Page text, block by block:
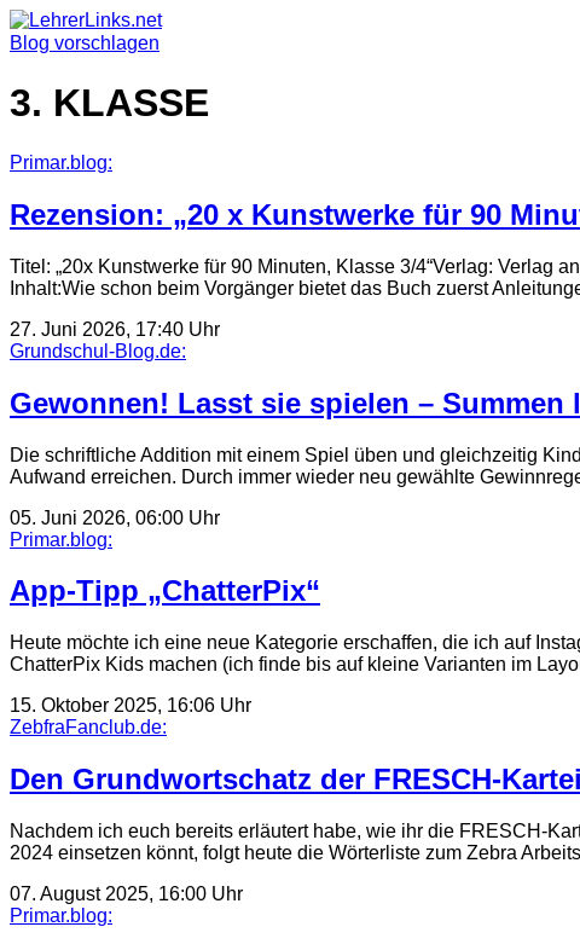
Skip
to
Blog vorschlagen
3. KLASSE
Primar.blog:
Rezension: „20 x Kunstwerke für 90
Titel: „20x Kunstwerke für 90 Minuten, Klasse 3/4“Verlag: Verlag
Inhalt:Wie schon beim Vorgänger bietet das Buch zuerst
27. Juni 2026, 17:40 Uhr
Grundschul-Blog.de:
Gewonnen! Lasst sie spielen – Summen
Die schriftliche Addition mit einem Spiel üben und gleichzeitig
Aufwand erreichen. Durch immer wieder neu gewählte
05. Juni 2026, 06:00 Uhr
Primar.blog:
App-Tipp „ChatterPix“
Heute möchte ich eine neue Kategorie erschaffen, die ich auf
ChatterPix Kids machen (ich finde bis auf kleine Varianten im
15. Oktober 2025, 16:06 Uhr
ZebfraFanclub.de:
Den Grundwortschatz der FRESCH-
Nachdem ich euch bereits erläutert habe, wie ihr die FRESCH-
2024 einsetzen könnt, folgt heute die Wörterliste zum Zebra
07. August 2025, 16:00 Uhr
Primar.blog: